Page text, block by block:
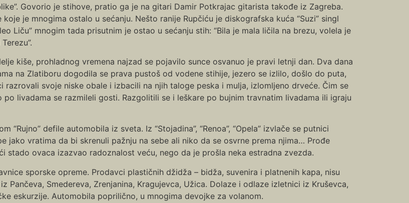
Govorio je stihove, pratio ga je na gitari Damir Potkrajac gitarista takođe iz Zagreba.
koje je mnogima ostalo u sećanju. Nešto ranije Rupčiću je diskografska kuća “Suzi” singl
Liču” mnogim tada prisutnim je ostao u sećanju stih: “Bila je mala ličila na brezu, volela je
kiše, prohladnog vremena najzad se pojavilo sunce osvanuo je pravi letnji dan. Dva dana
na Zlatiboru dogodila se prava pustoš od vodene stihije, jezero se izlilo, došlo do puta,
razrovali svoje niske obale i izbacili na njih taloge peska i mulja, izlomljeno drveće. Čim se
po livadama se razmileli gosti. Razgolitili se i leškare po bujnim travnatim livadama ili igraju
“Rujno” defile automobila iz sveta. Iz “Stojadina”, “Renoa”, “Opela” izvlače se putnici
jako vratima da bi skrenuli pažnju na sebe ali niko da se osvrne prema njima… Prođe
stado ovaca izazvao radoznalost veću, nego da je prošla neka estradna zvezda.
sporske opreme. Prodavci plastičnih džidža – bidža, suvenira i platnenih kapa, nisu
Pančeva, Smedereva, Zrenjanina, Kragujevca, Užica. Dolaze i odlaze izletnici iz Kruševca,
eskurzije. Automobila poprilično, u mnogima devojke za volanom.